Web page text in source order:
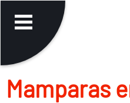
Mamparas